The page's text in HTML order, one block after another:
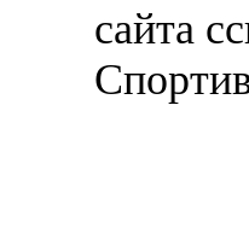
сайта